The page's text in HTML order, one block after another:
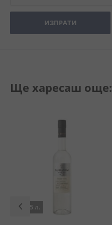
ИЗПРАТИ
Ще харесаш още:
1.75 л.